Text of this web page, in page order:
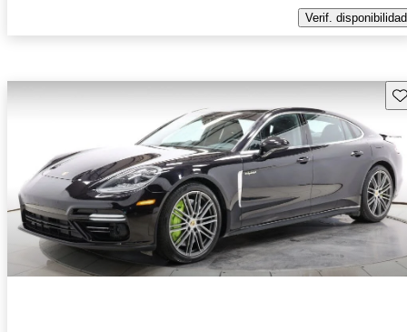
Verif. disponibilidad